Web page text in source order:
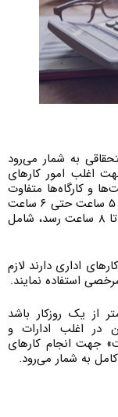
به شمار می‌رود
اغلب امور کارهای
و کارگاه‌ها متفاوت
هستند. این‌گونه که در اغلب شرکت‌ها ۲ ساعت، ۵ ساعت حتی ۶ ساعت
مجاز بوده ولی اگر مدت مرخصی ساعتی در کل تا ۸ ساعت رسد، شامل
اداری دارند لازم
استفاده نمایند.
اگر کمتر از یک روزکار باشد
در اغلب ادارات و
جهت انجام کار‌های
به شمار می‌رود.